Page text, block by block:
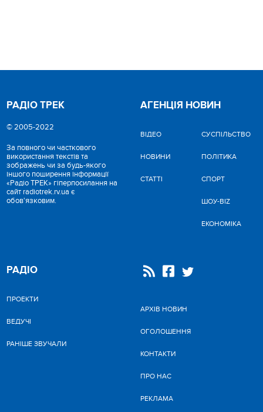
РАДІО ТРЕК
© 2005-2022
За повного чи часткового
використання текстів та
зображень чи за будь-якого
іншого поширення інформації
«Радіо ТРЕК» гіперпосилання на
сайт radiotrek.rv.ua є
обов'язковим.
АГЕНЦІЯ НОВИН
ВІДЕО
НОВИНИ
СТАТТІ
CУСПІЛЬСТВО
ПОЛІТИКА
СПОРТ
ШОУ-BIZ
ЕКОНОМІКА
РАДІО
ПРОЕКТИ
ВЕДУЧІ
РАНІШЕ ЗВУЧАЛИ
АРХІВ НОВИН
ОГОЛОШЕННЯ
КОНТАКТИ
ПРО НАС
РЕКЛАМА